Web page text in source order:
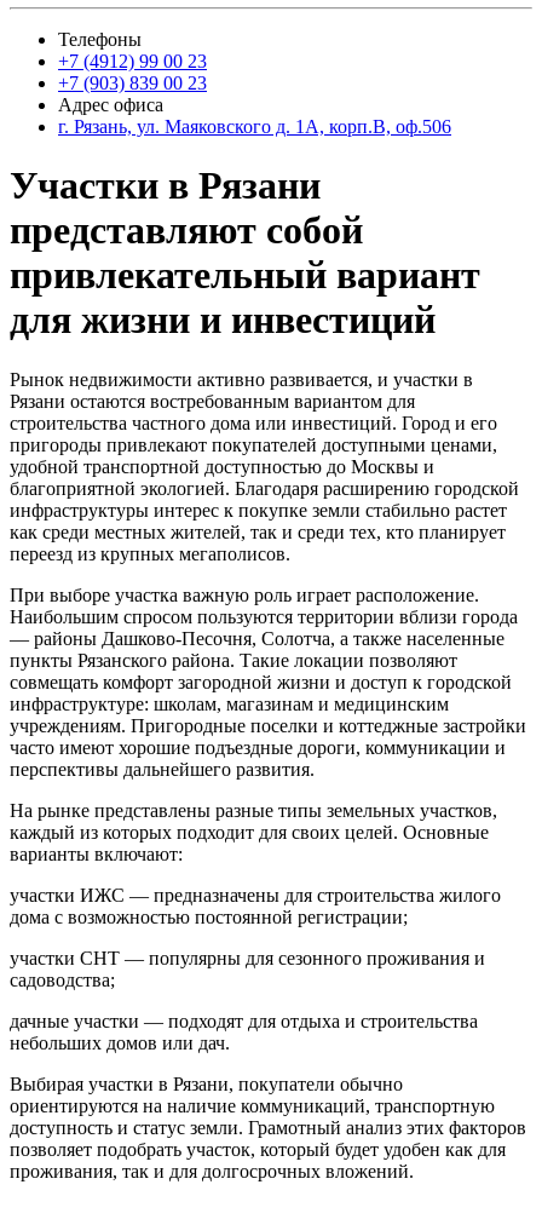
Телефоны
+7 (4912) 99 00 23
+7 (903) 839 00 23
Адрес офиса
г. Рязань, ул. Маяковского д. 1А, корп.В, оф.506
Участки в Рязани
представляют собой
привлекательный вариант
для жизни и инвестиций
Рынок недвижимости активно развивается, и участки в
Рязани остаются востребованным вариантом для
строительства частного дома или инвестиций. Город и его
пригороды привлекают покупателей доступными ценами,
удобной транспортной доступностью до Москвы и
благоприятной экологией. Благодаря расширению городской
инфраструктуры интерес к покупке земли стабильно растет
как среди местных жителей, так и среди тех, кто планирует
переезд из крупных мегаполисов.
При выборе участка важную роль играет расположение.
Наибольшим спросом пользуются территории вблизи города
— районы Дашково‑Песочня, Солотча, а также населенные
пункты Рязанского района. Такие локации позволяют
совмещать комфорт загородной жизни и доступ к городской
инфраструктуре: школам, магазинам и медицинским
учреждениям. Пригородные поселки и коттеджные застройки
часто имеют хорошие подъездные дороги, коммуникации и
перспективы дальнейшего развития.
На рынке представлены разные типы земельных участков,
каждый из которых подходит для своих целей. Основные
варианты включают:
участки ИЖС — предназначены для строительства жилого
дома с возможностью постоянной регистрации;
участки СНТ — популярны для сезонного проживания и
садоводства;
дачные участки — подходят для отдыха и строительства
небольших домов или дач.
Выбирая участки в Рязани, покупатели обычно
ориентируются на наличие коммуникаций, транспортную
доступность и статус земли. Грамотный анализ этих факторов
позволяет подобрать участок, который будет удобен как для
проживания, так и для долгосрочных вложений.